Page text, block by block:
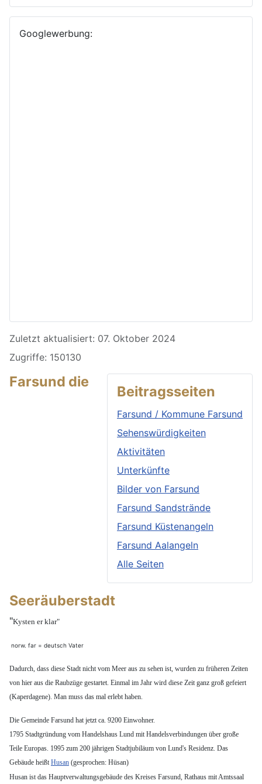
Googlewerbung:
Details
Zuletzt aktualisiert: 07. Oktober 2024
Zugriffe: 150130
Beitragsseiten
Farsund / Kommune Farsund
Sehenswürdigkeiten
Aktivitäten
Unterkünfte
Bilder von Farsund
Farsund Sandstrände
Farsund Küstenangeln
Farsund Aalangeln
Alle Seiten
Farsund die
Seeräuberstadt
"Kysten er klar"
norw. far = deutsch Vater
Dadurch, dass diese Stadt nicht vom Meer aus zu sehen ist, wurden zu früheren Zeiten
von hier aus die Raubzüge gestartet. Einmal im Jahr wird diese Zeit ganz groß gefeiert
(Kaperdagene). Man muss das mal erlebt haben.
Die Gemeinde Farsund hat jetzt ca. 9200 Einwohner.
1795 Stadtgründung vom Handelshaus Lund mit Handelsverbindungen über große
Teile Europas. 1995 zum 200 jährigen Stadtjubiläum von Lund's Residenz. Das
Gebäude heißt Husan (gesprochen: Hüsan)
Husan ist das Hauptverwaltungsgebäude des Kreises Farsund, Rathaus mit Amtssaal